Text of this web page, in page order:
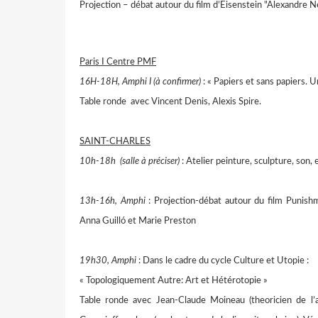
Projection – débat autour du film d’Eisenstein "Alexandre
Paris I Centre PMF
16H-18H, Amphi I (à confirmer) : « Papiers et sans papiers.
Table ronde avec Vincent Denis, Alexis Spire.
SAINT-CHARLES
10h-18h (salle à préciser) : Atelier peinture, sculpture, son,
13h-16h, Amphi: Projection-débat autour du film
Anna Guilló et Marie Preston
19h30, Amphi : Dans le cadre du cycle Culture et Utopie :
« Topologiquement Autre: Art et Hétérotopie »
Table ronde avec Jean-Claude Moineau (theoricien de